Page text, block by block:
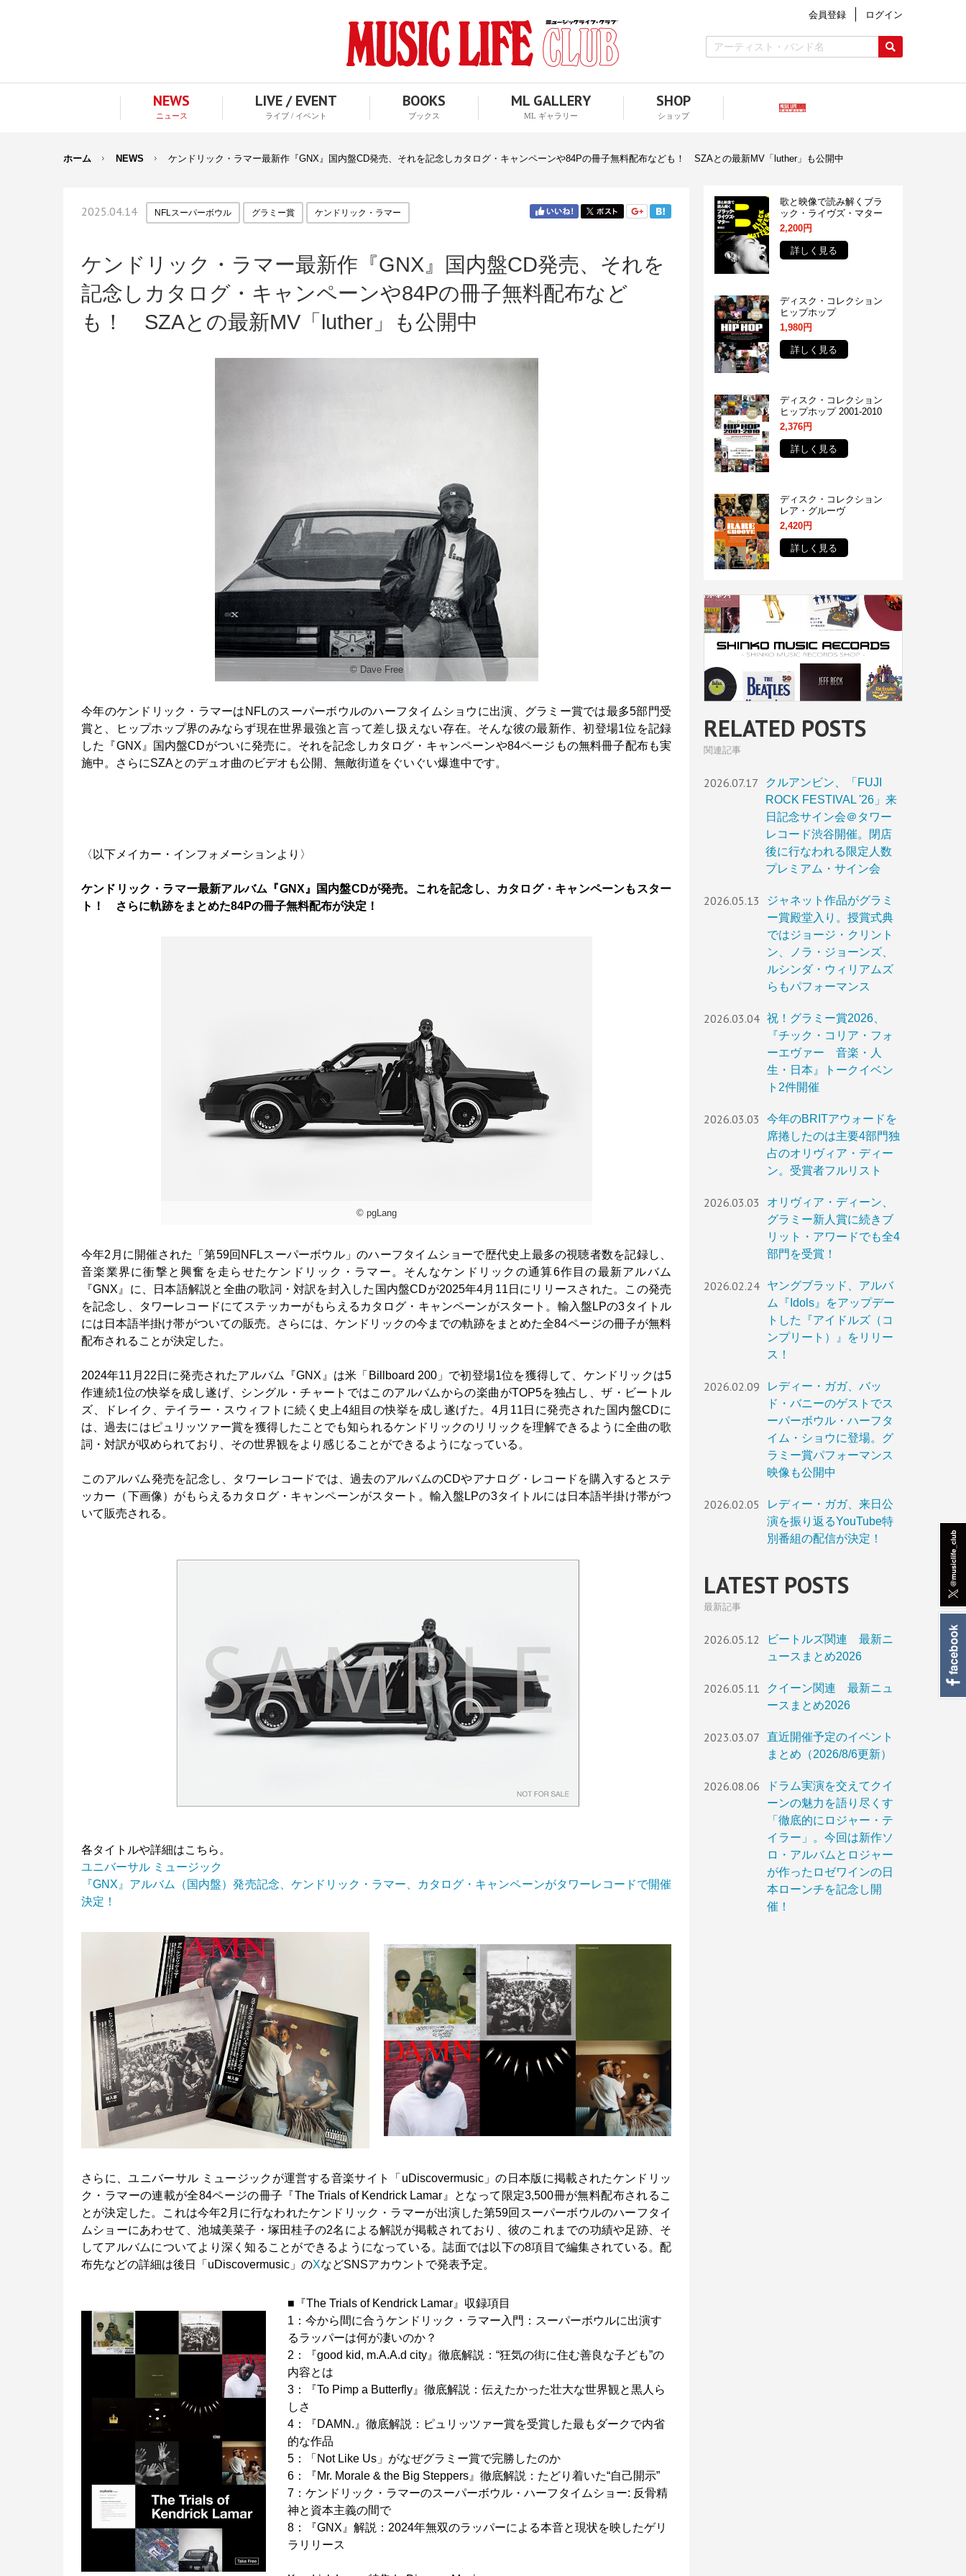
会員登録 ログイン
NEWS
ニュース
LIVE / EVENT
ライブ / イベント
BOOKS
ブックス
ML GALLERY
ML ギャラリー
SHOP
ショップ
ホーム NEWS ケンドリック・ラマー最新作『GNX』国内盤CD発売、それを記念しカタログ・キャンペーンや84Pの冊子無料配布なども！ SZAとの最新MV「luther」も公開中
2025.04.14 NFLスーパーボウル グラミー賞 ケンドリック・ラマー
ケンドリック・ラマー最新作『GNX』国内盤CD発売、それを
記念しカタログ・キャンペーンや84Pの冊子無料配布など
も！ SZAとの最新MV「luther」も公開中
© Dave Free
今年のケンドリック・ラマーはNFLのスーパーボウルのハーフタイムショウに出演、グラミー賞では最多5部門受
賞と、ヒップホップ界のみならず現在世界最強と言って差し扱えない存在。そんな彼の最新作、初登場1位を記録
した『GNX』国内盤CDがついに発売に。それを記念しカタログ・キャンペーンや84ページもの無料冊子配布も実
施中。さらにSZAとのデュオ曲のビデオも公開、無敵街道をぐいぐい爆進中です。
〈以下メイカー・インフォメーションより〉
ケンドリック・ラマー最新アルバム『GNX』国内盤CDが発売。これを記念し、カタログ・キャンペーンもスター
ト！ さらに軌跡をまとめた84Pの冊子無料配布が決定！
© pgLang
今年2月に開催された「第59回NFLスーパーボウル」のハーフタイムショーで歴代史上最多の視聴者数を記録し、
音楽業界に衝撃と興奮を走らせたケンドリック・ラマー。そんなケンドリックの通算6作目の最新アルバム
『GNX』に、日本語解説と全曲の歌詞・対訳を封入した国内盤CDが2025年4月11日にリリースされた。この発売
を記念し、タワーレコードにてステッカーがもらえるカタログ・キャンペーンがスタート。輸入盤LPの3タイトル
には日本語半掛け帯がついての販売。さらには、ケンドリックの今までの軌跡をまとめた全84ページの冊子が無料
配布されることが決定した。
2024年11月22日に発売されたアルバム『GNX』は米「Billboard 200」で初登場1位を獲得して、ケンドリックは5
作連続1位の快挙を成し遂げ、シングル・チャートではこのアルバムからの楽曲がTOP5を独占し、ザ・ビートル
ズ、ドレイク、テイラー・スウィフトに続く史上4組目の快挙を成し遂げた。4月11日に発売された国内盤CDに
は、過去にはピュリッツァー賞を獲得したことでも知られるケンドリックのリリックを理解できるように全曲の歌
詞・対訳が収められており、その世界観をより感じることができるようになっている。
このアルバム発売を記念し、タワーレコードでは、過去のアルバムのCDやアナログ・レコードを購入するとステ
ッカー（下画像）がもらえるカタログ・キャンペーンがスタート。輸入盤LPの3タイトルには日本語半掛け帯がつ
いて販売される。
各タイトルや詳細はこちら。
ユニバーサル ミュージック
『GNX』アルバム（国内盤）発売記念、ケンドリック・ラマー、カタログ・キャンペーンがタワーレコードで開催
決定！
さらに、ユニバーサル ミュージックが運営する音楽サイト「uDiscovermusic」の日本版に掲載されたケンドリッ
ク・ラマーの連載が全84ページの冊子『The Trials of Kendrick Lamar』となって限定3,500冊が無料配布されるこ
とが決定した。これは今年2月に行なわれたケンドリック・ラマーが出演した第59回スーパーボウルのハーフタイ
ムショーにあわせて、池城美菜子・塚田桂子の2名による解説が掲載されており、彼のこれまでの功績や足跡、そ
してアルバムについてより深く知ることができるようになっている。誌面では以下の8項目で編集されている。配
布先などの詳細は後日「uDiscovermusic」のXなどSNSアカウントで発表予定。
■『The Trials of Kendrick Lamar』収録項目
1：今から間に合うケンドリック・ラマー入門：スーパーボウルに出演す
るラッパーは何が凄いのか？
2：『good kid, m.A.A.d city』徹底解説：“狂気の街に住む善良な子ども”の
内容とは
3：『To Pimp a Butterfly』徹底解説：伝えたかった壮大な世界観と黒人ら
しさ
4：『DAMN.』徹底解説：ピュリッツァー賞を受賞した最もダークで内省
的な作品
5：「Not Like Us」がなぜグラミー賞で完勝したのか
6：『Mr. Morale & the Big Steppers』徹底解説：たどり着いた“自己開示”
7：ケンドリック・ラマーのスーパーボウル・ハーフタイムショー: 反骨精
神と資本主義の間で
8：『GNX』解説：2024年無双のラッパーによる本音と現状を映したゲリ
ラリリース
歌と映像で読み解くブラ
ック・ライヴズ・マター
2,200円
詳しく見る
ディスク・コレクション
ヒップホップ
1,980円
詳しく見る
ディスク・コレクション
ヒップホップ 2001-2010
2,376円
詳しく見る
ディスク・コレクション
レア・グルーヴ
2,420円
詳しく見る
RELATED POSTS
関連記事
2026.07.17
クルアンビン、「FUJI
ROCK FESTIVAL '26」来
日記念サイン会＠タワー
レコード渋谷開催。閉店
後に行なわれる限定人数
プレミアム・サイン会
2026.05.13
ジャネット作品がグラミ
ー賞殿堂入り。授賞式典
ではジョージ・クリント
ン、ノラ・ジョーンズ、
ルシンダ・ウィリアムズ
らもパフォーマンス
2026.03.04 祝！グラミー賞2026、
『チック・コリア・フォ
ーエヴァー 音楽・人
生・日本』トークイベン
ト2件開催
2026.03.03
今年のBRITアウォードを
席捲したのは主要4部門独
占のオリヴィア・ディー
ン。受賞者フルリスト
2026.03.03
オリヴィア・ディーン、
グラミー新人賞に続きブ
リット・アワードでも全4
部門を受賞！
2026.02.24
ヤングブラッド、アルバ
ム『Idols』をアップデー
トした『アイドルズ（コ
ンプリート）』をリリー
ス！
2026.02.09
レディー・ガガ、バッ
ド・バニーのゲストでス
ーパーボウル・ハーフタ
イム・ショウに登場。グ
ラミー賞パフォーマンス
映像も公開中
2026.02.05
レディー・ガガ、来日公
演を振り返るYouTube特
別番組の配信が決定！
LATEST POSTS
最新記事
2026.05.12
ビートルズ関連 最新ニ
ュースまとめ2026
2026.05.11
クイーン関連 最新ニュ
ースまとめ2026
2023.03.07
直近開催予定のイベント
まとめ（2026/8/6更新）
2026.08.06
ドラム実演を交えてクイ
ーンの魅力を語り尽くす
「徹底的にロジャー・テ
イラー」。今回は新作ソ
ロ・アルバムとロジャー
が作ったロゼワインの日
本ローンチを記念し開
催！